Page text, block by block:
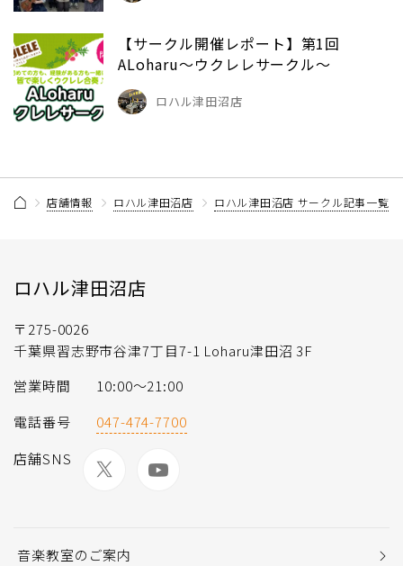
【サークル開催レポート】第1回
ALoharu～ウクレレサークル～
ロハル津田沼店
店舗情報 ロハル津田沼店 ロハル津田沼店 サークル記事一覧
ロハル津田沼店
〒275-0026
千葉県習志野市谷津7丁目7-1 Loharu津田沼 3F
営業時間
10:00〜21:00
電話番号
047-474-7700
店舗SNS
音楽教室のご案内